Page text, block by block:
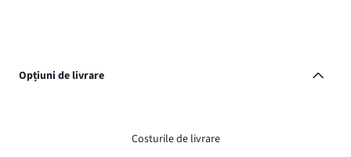
Opțiuni de livrare
Costurile de livrare